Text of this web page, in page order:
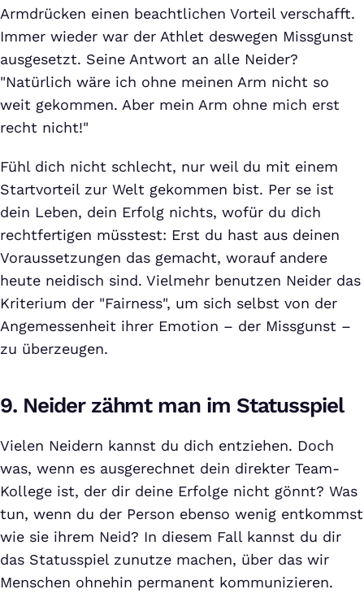
Armdrücken einen beachtlichen Vorteil verschafft.
Immer wieder war der Athlet deswegen Missgunst
ausgesetzt. Seine Antwort an alle Neider?
"Natürlich wäre ich ohne meinen Arm nicht so
weit gekommen. Aber mein Arm ohne mich erst
recht nicht!"
Fühl dich nicht schlecht, nur weil du mit einem
Startvorteil zur Welt gekommen bist. Per se ist
dein Leben, dein Erfolg nichts, wofür du dich
rechtfertigen müsstest: Erst du hast aus deinen
Voraussetzungen das gemacht, worauf andere
heute neidisch sind. Vielmehr benutzen Neider das
Kriterium der "Fairness", um sich selbst von der
Angemessenheit ihrer Emotion – der Missgunst –
zu überzeugen.
9. Neider zähmt man im Statusspiel
Vielen Neidern kannst du dich entziehen. Doch
was, wenn es ausgerechnet dein direkter Team-
Kollege ist, der dir deine Erfolge nicht gönnt? Was
tun, wenn du der Person ebenso wenig entkommst
wie sie ihrem Neid? In diesem Fall kannst du dir
das Statusspiel zunutze machen, über das wir
Menschen ohnehin permanent kommunizieren.